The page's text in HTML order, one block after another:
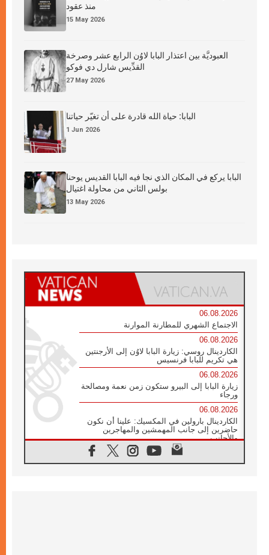
منذ عقود
15 May 2026
العبوديَّة بين اعتذار البابا لاوُن الرابع عشر وصرخة
القدِّيس شارل دي فوكو
27 May 2026
البابا: حياة الله قادرة على أن تغيّر حياتنا
1 Jun 2026
البابا يركع في المكان الذي نجا فيه البابا القديس يوحنا
بولس الثاني من محاولة اغتيال
13 May 2026
06.08.2026
الاجتماع الشهري للمطارنة الموارنة
06.08.2026
الكاردينال روسي: زيارة البابا لاوُن إلى الأرجنتين
هي تكريم للبابا فرنسيس
06.08.2026
زيارة البابا إلى البيرو ستكون زمن نعمة ومصالحة
ورجاء
06.08.2026
الكاردينال بارولين في المكسيك: علينا أن نكون
حاضرين إلى جانب المهمشين والمهاجرين
والأجانب
البابا لاوُن الرابع عشر للشباب في أسيزي: